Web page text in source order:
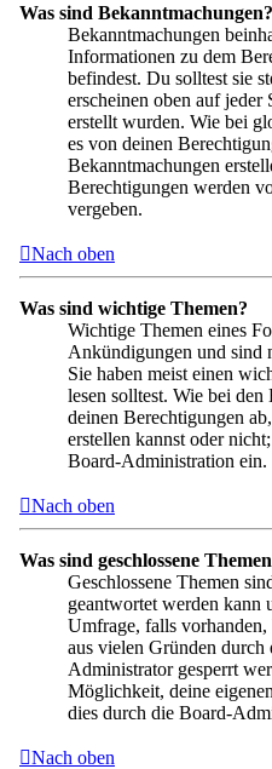
Was sind Bekanntmachungen?
Bekanntmachungen
Informationen zu dem
befindest. Du solltest sie
erscheinen oben auf jeder
erstellt wurden. Wie bei
es von deinen
Bekanntmachungen
Berechtigungen werden
vergeben.
Nach oben
Was sind wichtige Themen?
Wichtige Themen eines
Ankündigungen und sind
Sie haben meist einen
lesen solltest. Wie bei
deinen Berechtigungen
erstellen kannst oder
Board-Administration ein.
Nach oben
Was sind geschlossene
Geschlossene Themen
geantwortet werden kann
Umfrage, falls
aus vielen Gründen durch
Administrator gesperrt
Möglichkeit, deine
dies durch die Board-
Nach oben